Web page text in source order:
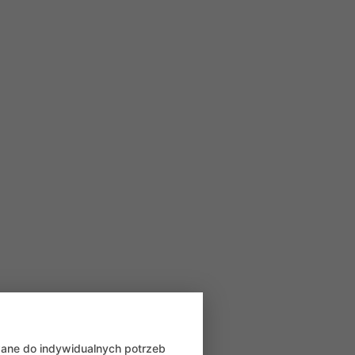
do indywidualnych potrzeb